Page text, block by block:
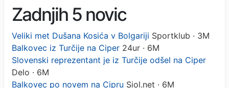
Zadnjih 5 novic
Veliki met Dušana Kosića v Bolgariji Sportklub · 3M
Balkovec iz Turčije na Ciper 24ur · 6M
Slovenski reprezentant je iz Turčije odšel na Ciper
Delo · 6M
Balkovec po novem na Cipru Siol.net · 6M